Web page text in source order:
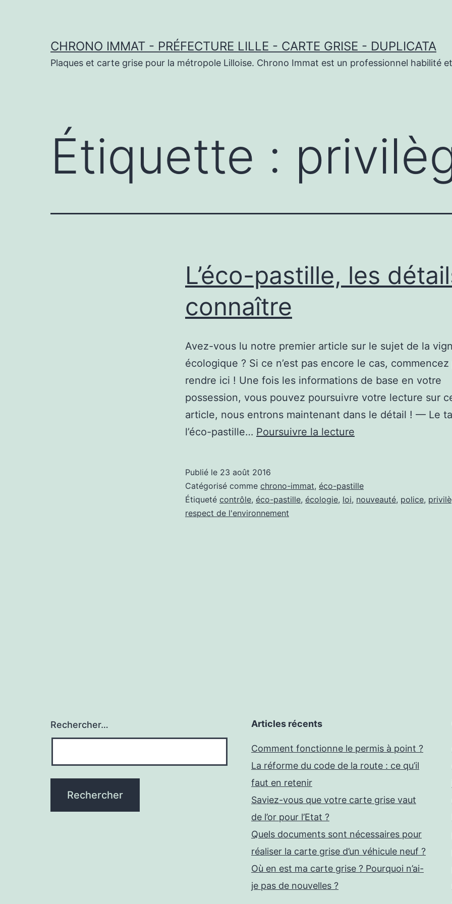
CHRONO IMMAT - PRÉFECTURE LILLE - CARTE GRISE - DUPLICATA
Plaques et carte grise pour la métropole Lilloise. Chrono Immat est un professionnel habilité
Étiquette :
L’éco-pastille, les
connaître
Avez-vous lu notre premier article sur le sujet de la
écologique ? Si ce n’est pas encore le cas,
rendre ici ! Une fois les informations de base en votre
possession, vous pouvez poursuivre votre lecture sur
article, nous entrons maintenant dans le détail ! — Le
l’éco-pastille… Poursuivre la lecture
détails
à
Publié le 23 août 2016
Catégorisé comme chrono-immat, éco-pastille
Étiqueté contrôle, éco-pastille, écologie, loi, nouveauté, police,
respect de l'environnement
Rechercher… Articles récents
Comment fonctionne le permis à point ?
La réforme du code de la route : ce qu’il
faut en retenir
Saviez-vous que votre carte grise vaut
de l’or pour l’Etat ?
Quels documents sont nécessaires pour
réaliser la carte grise d’un véhicule neuf ?
Où en est ma carte grise ? Pourquoi n’ai-
je pas de nouvelles ?